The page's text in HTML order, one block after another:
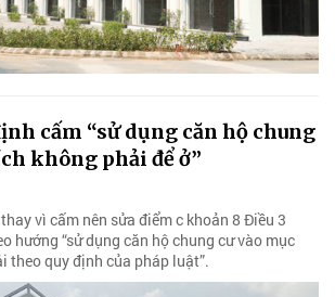
cấm “sử dụng căn hộ chung
không phải để ở”
vì cấm nên sửa điểm c khoản 8 Điều 3
hướng “sử dụng căn hộ chung cư vào mục
theo quy định của pháp luật”.